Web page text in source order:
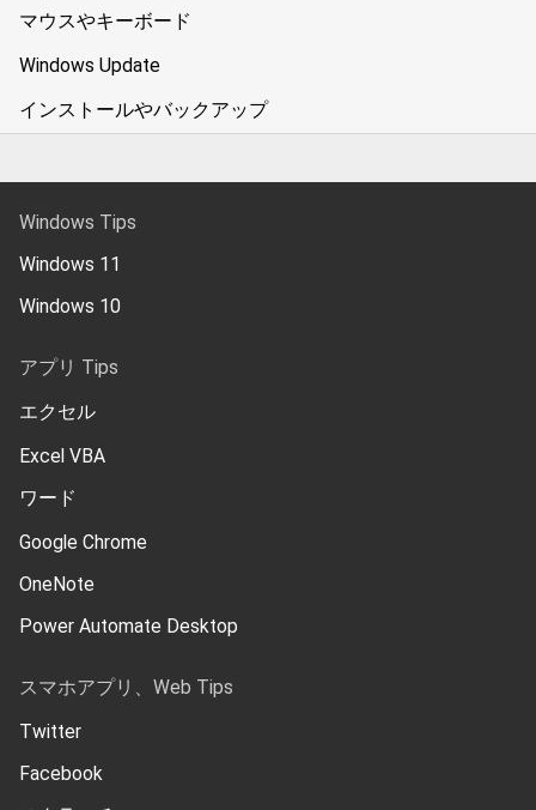
マウスやキーボード
Windows Update
インストールやバックアップ
Windows Tips
Windows 11
Windows 10
アプリ Tips
エクセル
Excel VBA
ワード
Google Chrome
OneNote
Power Automate Desktop
スマホアプリ、Web Tips
Twitter
Facebook